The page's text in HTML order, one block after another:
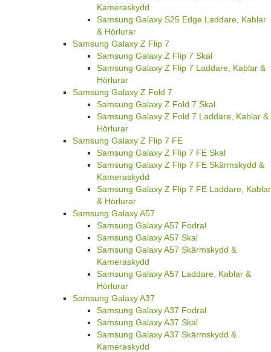
Kameraskydd
Samsung Galaxy S25 Edge Laddare, Kablar
& Hörlurar
Samsung Galaxy Z Flip 7
Samsung Galaxy Z Flip 7 Skal
Samsung Galaxy Z Flip 7 Laddare, Kablar &
Hörlurar
Samsung Galaxy Z Fold 7
Samsung Galaxy Z Fold 7 Skal
Samsung Galaxy Z Fold 7 Laddare, Kablar &
Hörlurar
Samsung Galaxy Z Flip 7 FE
Samsung Galaxy Z Flip 7 FE Skal
Samsung Galaxy Z Flip 7 FE Skärmskydd &
Kameraskydd
Samsung Galaxy Z Flip 7 FE Laddare, Kablar
& Hörlurar
Samsung Galaxy A57
Samsung Galaxy A57 Fodral
Samsung Galaxy A57 Skal
Samsung Galaxy A57 Skärmskydd &
Kameraskydd
Samsung Galaxy A57 Laddare, Kablar &
Hörlurar
Samsung Galaxy A37
Samsung Galaxy A37 Fodral
Samsung Galaxy A37 Skal
Samsung Galaxy A37 Skärmskydd &
Kameraskydd